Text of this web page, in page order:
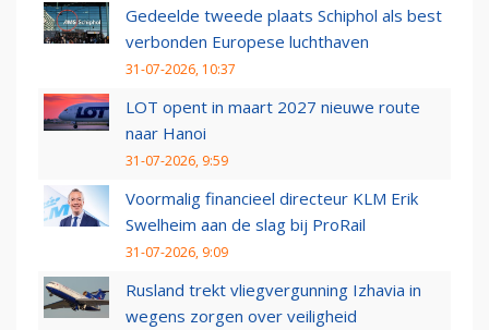
Gedeelde tweede plaats Schiphol als best
verbonden Europese luchthaven
31-07-2026, 10:37
LOT opent in maart 2027 nieuwe route
naar Hanoi
31-07-2026, 9:59
Voormalig financieel directeur KLM Erik
Swelheim aan de slag bij ProRail
31-07-2026, 9:09
Rusland trekt vliegvergunning Izhavia in
wegens zorgen over veiligheid